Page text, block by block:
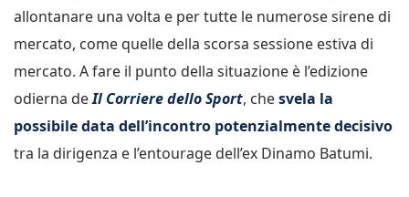
allontanare una volta e per tutte le numerose sirene di
mercato, come quelle della scorsa sessione estiva di
mercato. A fare il punto della situazione è l’edizione
odierna deIl Corriere dello Sport, chesvela la
possibile data dell’incontro potenzialmente decisivo
tra la dirigenza e l’entourage dell’ex Dinamo Batumi.